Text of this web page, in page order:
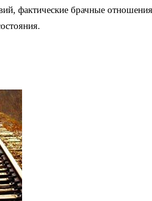
фактические брачные